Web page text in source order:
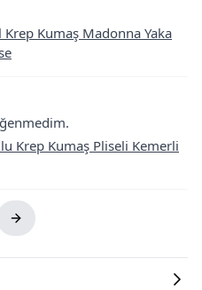
Kumaş Madonna Yaka
Krep Kumaş Pliseli Kemerli